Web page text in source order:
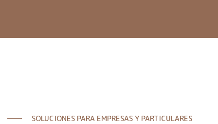
SOLUCIONES PARA EMPRESAS Y PARTICULARES